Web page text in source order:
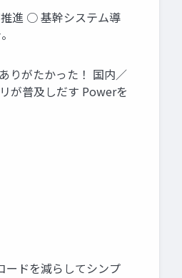
進 ○ 基幹システム導
りがたかった！ 国内／
が普及しだす Powerを
ードを減らしてシンプ